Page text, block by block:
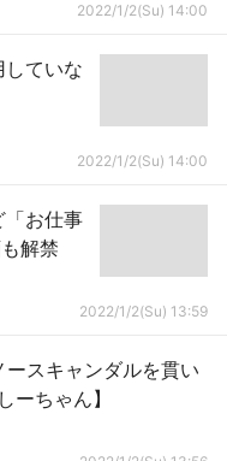
2022/1/2(Su) 14:00
していな
2022/1/2(Su) 14:00
「お仕事
解禁
2022/1/2(Su) 13:59
ースキャンダルを貫い
ちゃん】